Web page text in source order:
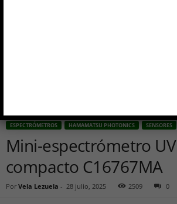
ESPECTRÓMETROS HAMAMATSU PHOTONICS SENSORES
Mini-espectrómetro UV
compacto C16767MA
Por Vela Lezuela - 28 julio, 2025 2509 0